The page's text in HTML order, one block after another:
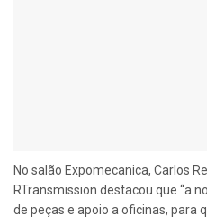
No salão Expomecanica, Carlos
RTransmission destacou que “a
de peças e apoio a oficinas, para